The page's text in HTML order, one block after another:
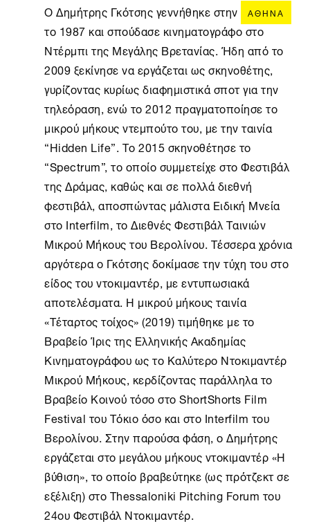
Ο Δημήτρης Γκότσης γεννήθηκε στην ΑΘΉΝΑ
το 1987 και σπούδασε κινηματογράφο στο
Ντέρμπι της Μεγάλης Βρετανίας. Ήδη από το
2009 ξεκίνησε να εργάζεται ως σκηνοθέτης,
γυρίζοντας κυρίως διαφημιστικά σποτ για την
τηλεόραση, ενώ το 2012 πραγματοποίησε το
μικρού μήκους ντεμπούτο του, με την ταινία
“Hidden Life”. Το 2015 σκηνοθέτησε το
“Spectrum”, το οποίο συμμετείχε στο Φεστιβάλ
της Δράμας, καθώς και σε πολλά διεθνή
φεστιβάλ, αποσπώντας μάλιστα Ειδική Μνεία
στο Interfilm, το Διεθνές Φεστιβάλ Ταινιών
Μικρού Μήκους του Βερολίνου. Τέσσερα χρόνια
αργότερα ο Γκότσης δοκίμασε την τύχη του στο
είδος του ντοκιμαντέρ, με εντυπωσιακά
αποτελέσματα. Η μικρού μήκους ταινία
«Τέταρτος τοίχος» (2019) τιμήθηκε με το
Βραβείο Ίρις της Ελληνικής Ακαδημίας
Κινηματογράφου ως το Καλύτερο Ντοκιμαντέρ
Μικρού Μήκους, κερδίζοντας παράλληλα το
Βραβείο Κοινού τόσο στο ShortShorts Film
Festival του Τόκιο όσο και στο Interfilm του
Βερολίνου. Στην παρούσα φάση, ο Δημήτρης
εργάζεται στο μεγάλου μήκους ντοκιμαντέρ «Η
βύθιση», το οποίο βραβεύτηκε (ως πρότζεκτ σε
εξέλιξη) στο Thessaloniki Pitching Forum του
24ου Φεστιβάλ Ντοκιμαντέρ.